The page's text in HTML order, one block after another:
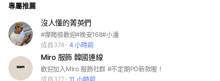
專屬推薦
沒人懂的菁英們
#摩羯很歡迎#晚安168#小潘
成員374
4 小時前
Miro 服飾 韓國連線
歡迎加入Miro 服飾社群 #不定期PO新款喔！
成員377
11 小時前